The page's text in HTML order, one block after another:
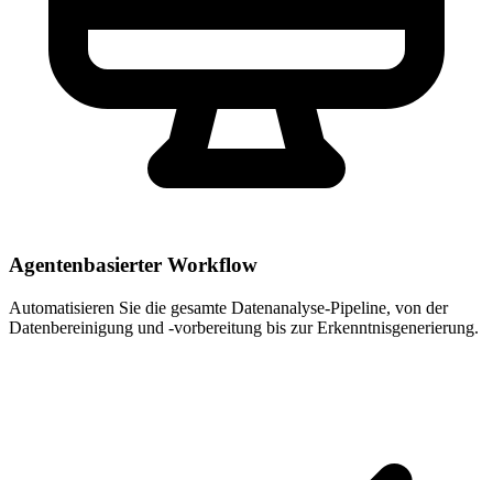
Agentenbasierter Workflow
Automatisieren Sie die gesamte Datenanalyse-Pipeline, von der
Datenbereinigung und -vorbereitung bis zur Erkenntnisgenerierung.